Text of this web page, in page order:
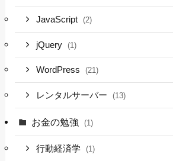
JavaScript (2)
jQuery (1)
WordPress (21)
レンタルサーバー (13)
お金の勉強 (1)
行動経済学 (1)